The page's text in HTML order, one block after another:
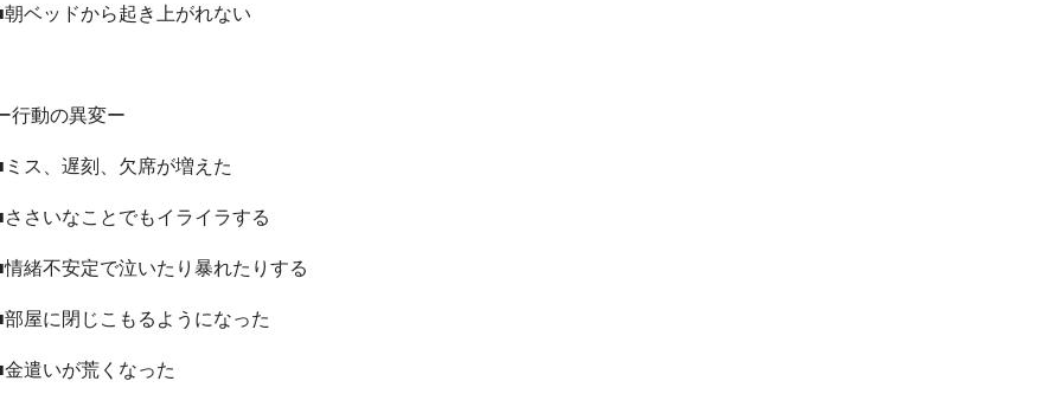
朝ベッドから起き上がれない
行動の異変ー
ミス、遅刻、欠席が増えた
ささいなことでもイライラする
情緒不安定で泣いたり暴れたりする
部屋に閉じこもるようになった
金遣いが荒くなった